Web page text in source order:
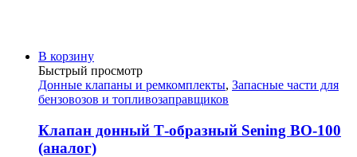
В корзину
Быстрый просмотр
Донные клапаны и ремкомплекты, Запасные части для
бензовозов и топливозаправщиков
Клапан донный Т-образный Sening BO-100
(аналог)